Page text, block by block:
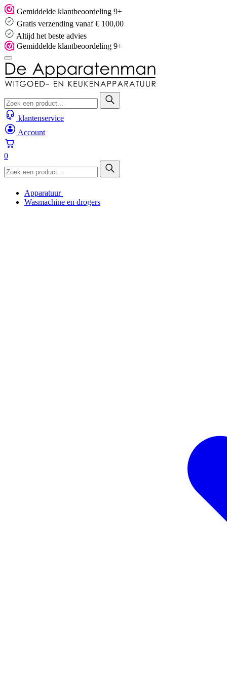
Skip
to
content
Gemiddelde klantbeoordeling 9+
Gratis verzending vanaf € 100,00
Altijd het beste advies
Gemiddelde klantbeoordeling 9+
klantenservice
Account
0
Apparatuur
Wasmachine en drogers